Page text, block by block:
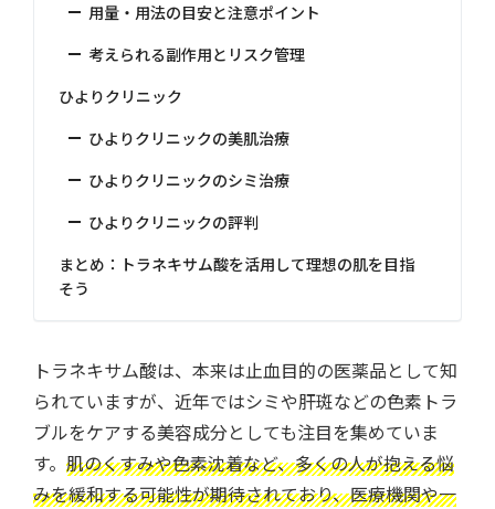
用量・用法の目安と注意ポイント
考えられる副作用とリスク管理
ひよりクリニック
ひよりクリニックの美肌治療
ひよりクリニックのシミ治療
ひよりクリニックの評判
まとめ：トラネキサム酸を活用して理想の肌を目指
そう
トラネキサム酸は、本来は止血目的の医薬品として知
られていますが、近年ではシミや肝斑などの色素トラ
ブルをケアする美容成分としても注目を集めていま
す。 肌のくすみや色素沈着など、多くの人が抱える悩
みを緩和する可能性が期待されており、医療機関や一